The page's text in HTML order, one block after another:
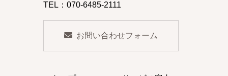
TEL：070-6485-2111
お問い合わせフォーム